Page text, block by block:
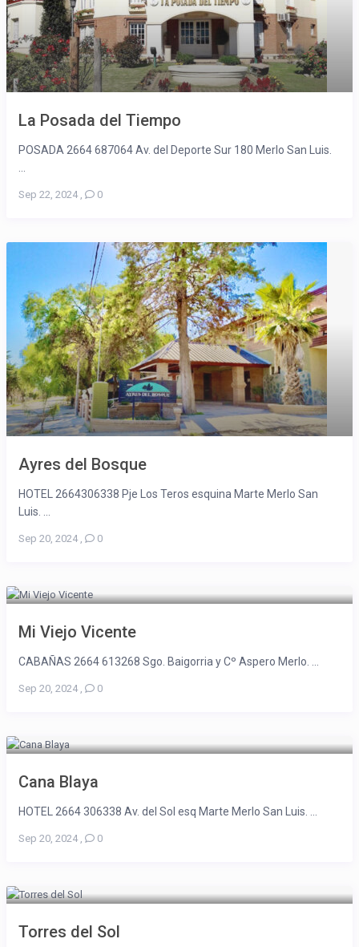
La Posada del Tiempo
POSADA 2664 687064 Av. del Deporte Sur 180 Merlo San Luis.
Sep 22, 2024, 0
Ayres del Bosque
HOTEL 2664306338 Pje Los Teros esquina Marte Merlo San
Luis. ...
Sep 20, 2024, 0
Mi Viejo Vicente
CABAÑAS 2664 613268 Sgo. Baigorria y Cº Aspero Merlo. ...
Sep 20, 2024, 0
Cana Blaya
HOTEL 2664 306338 Av. del Sol esq Marte Merlo San Luis. ...
Sep 20, 2024, 0
Torres del Sol